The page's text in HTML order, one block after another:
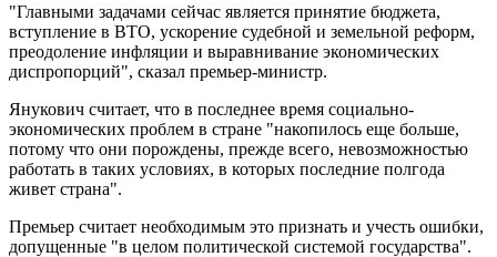
"Главными задачами сейчас является принятие бюджета,
вступление в ВТО, ускорение судебной и земельной реформ,
преодоление инфляции и выравнивание экономических
диспропорций", сказал премьер-министр.
Янукович считает, что в последнее время социально-
экономических проблем в стране "накопилось еще больше,
потому что они порождены, прежде всего, невозможностью
работать в таких условиях, в которых последние полгода
живет страна".
Премьер считает необходимым это признать и учесть ошибки,
допущенные "в целом политической системой государства".